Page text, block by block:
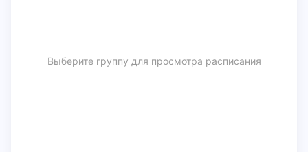
Выберите группу для просмотра расписания